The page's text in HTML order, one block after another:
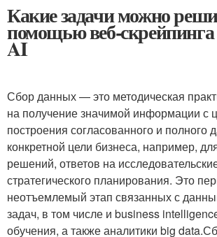
Какие задачи можно
помощью веб-скрейпинга
AI
Сбор данных — это методическая
на получение значимой информации с
построения согласованного и полного
конкретной цели бизнеса, например,
решений, ответов на
стратегического планирования. Это
неотъемлемый этап связанных с
задач, в том числе и business
обучения, а также аналитики big